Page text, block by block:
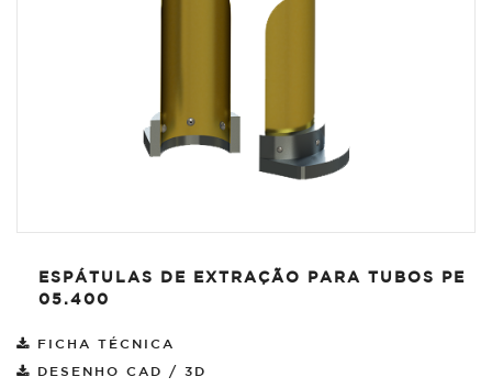
ESPÁTULAS DE EXTRAÇÃO PARA TUBOS PE
05.400
FICHA TÉCNICA
DESENHO CAD / 3D